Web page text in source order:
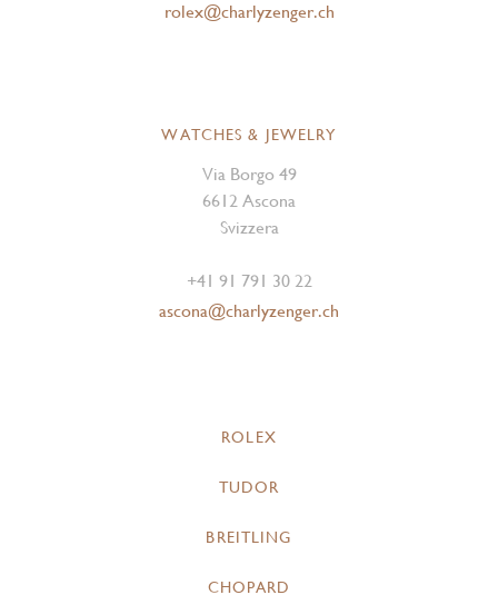
rolex@charlyzenger.ch
WATCHES & JEWELRY
Via Borgo 49
6612 Ascona
Svizzera
+41 91 791 30 22
ascona@charlyzenger.ch
ROLEX
TUDOR
BREITLING
CHOPARD